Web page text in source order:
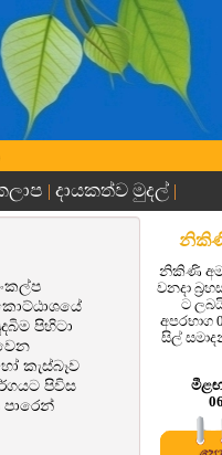
| දායකත්ව මුදල්|
පිහිටා
කැස්බෑව
පිවිස
නිකිණි
වනදා
ට
අපරභාග
සිල්